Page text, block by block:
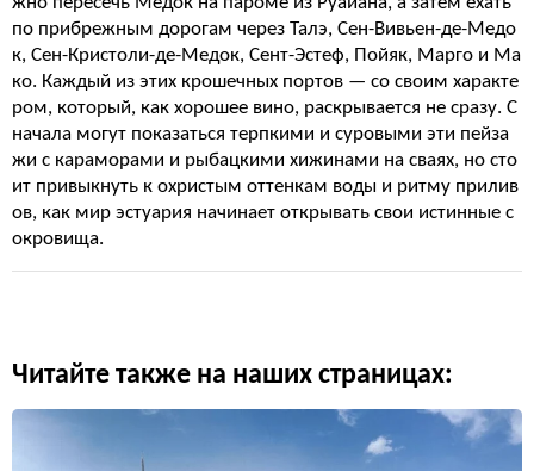
по прибрежным дорогам через Талэ, Сен-Вивьен-де-Медо
к, Сен-Кристоли-де-Медок, Сент-Эстеф, Пойяк, Марго и Ма
ко. Каждый из этих крошечных портов — со своим характе
ром, который, как хорошее вино, раскрывается не сразу. С
начала могут показаться терпкими и суровыми эти пейза
жи с караморами и рыбацкими хижинами на сваях, но сто
ит привыкнуть к охристым оттенкам воды и ритму прилив
ов, как мир эстуария начинает открывать свои истинные с
окровища.
Читайте также на наших страницах: